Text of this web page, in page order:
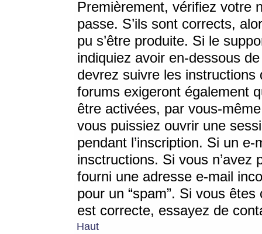
Premièrement, vérifiez votre
passe. S’ils sont corrects,
pu s’être produite. Si le
indiquiez avoir en-dessous
devrez suivre les
forums exigeront également
être activées, par vous-
vous puissiez ouvrir une
pendant l’inscription. Si un
insctructions. Si vous n’avez
fourni une adresse e-mail
pour un “spam”. Si vous
est correcte, essayez de
Haut